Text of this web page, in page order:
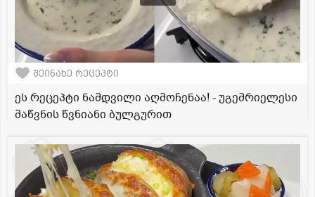
შეინახე რეცეპტი
ეს რეცეპტი ნამდვილი აღმოჩენაა! - უგემრიელესი
მაწვნის წვნიანი ბულგურით